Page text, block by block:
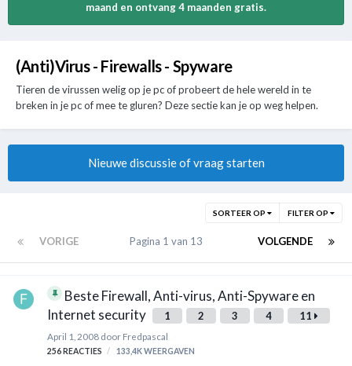
maand en ontvang 4 maanden gratis.
(Anti)Virus - Firewalls - Spyware
Tieren de virussen welig op je pc of probeert de hele wereld in te
breken in je pc of mee te gluren? Deze sectie kan je op weg helpen.
Nieuwe discussie of vraag starten
SORTEER OP FILTER OP
VORIGE VOLGENDE
Pagina 1 van 13
Beste Firewall, Anti-virus, Anti-Spyware en
Internet security
1 2 3 4 11
April 1, 2008 door Fredpascal
256REACTIES 133,4K WEERGAVEN